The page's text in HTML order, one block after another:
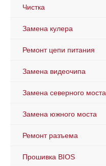
Чистка
Замена кулера
Ремонт цепи питания
Замена видеочипа
Замена северного моста
Замена южного моста
Ремонт разъема
Прошивка BIOS